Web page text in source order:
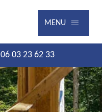
MENU
06 03 23 62 33